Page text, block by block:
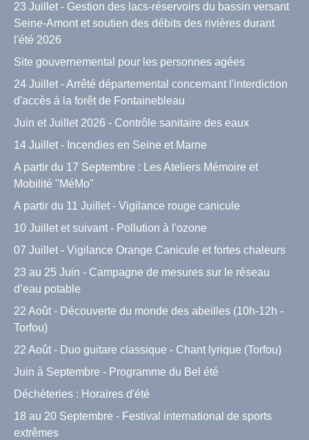
23 Juillet - Gestion des lacs-réservoirs du bassin versant
Seine-Amont et soutien des débits des rivières durant
l'été 2026
Site gouvernemental pour les personnes agées
24 Juillet - Arrêté départemental concernant l'interdiction
d'accès à la forêt de Fontainebleau
Juin et Juillet 2026 - Contrôle sanitaire des eaux
14 Juillet - Incendies en Seine et Marne
A partir du 17 Septembre : Les Ateliers Mémoire et
Mobilité "MéMo"
A partir du 11 Juillet - Vigilance rouge canicule
10 Juillet et suivant - Pollution à l'ozone
07 Juillet - Vigilance Orange Canicule et fortes chaleurs
23 au 25 Juin - Campagne de mesures sur le réseau
d’eau potable
22 Août - Découverte du monde des abeilles (10h-12h -
Torfou)
22 Août - Duo guitare classique - Chant lyrique (Torfou)
Juin à Septembre - Programme du Bel été
Déchèteries : Horaires d'été
18 au 20 Septembre - Festival international de sports
extrêmes